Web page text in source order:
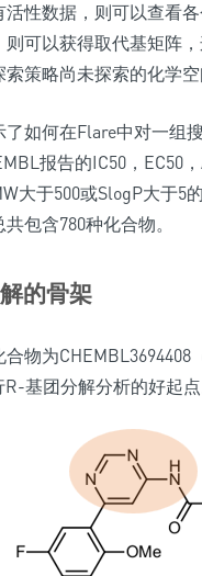
性数据，则可以查看
可以获得取代基矩阵
策略尚未探索的化学空
如何在Flare中对一组
报告的IC50，EC50
大于500或SlogP大于
包含780种化合物。
的骨架
物为CHEMBL3694408
基团分解分析的好起点